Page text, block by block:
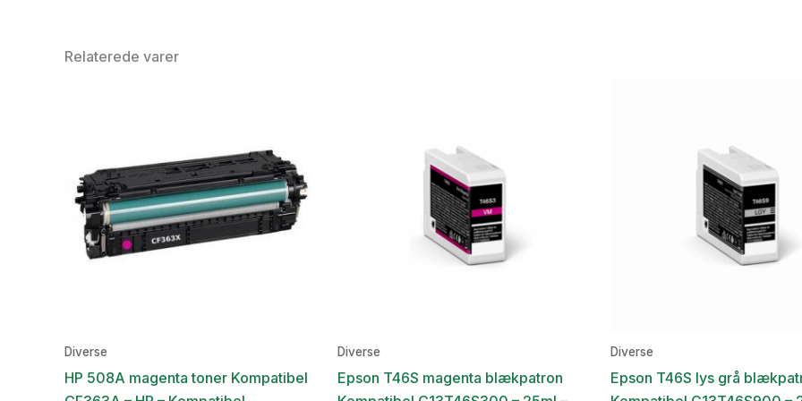
Relaterede varer
Diverse
HP 508A magenta toner Kompatibel
Diverse
Epson T46S magenta blækpatron
Diverse
Epson T46S lys grå